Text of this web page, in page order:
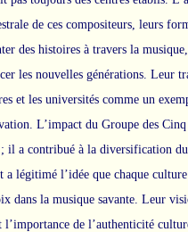
de ces compositeurs, leurs
des histoires à travers la
les nouvelles générations. Leur
et les universités comme un
L’impact du Groupe des Cinq
; il a contribué à la diversification
a légitimé l’idée que chaque
dans la musique savante. Leur
l’importance de l’authenticité